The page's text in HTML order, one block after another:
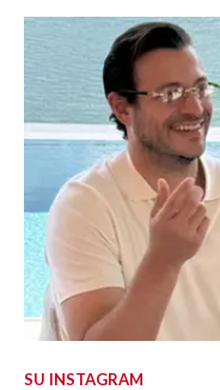
SU INSTAGRAM